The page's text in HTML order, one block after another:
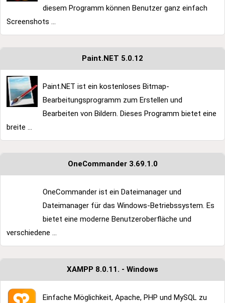
diesem Programm können Benutzer ganz einfach
Screenshots ...
Paint.NET 5.0.12
Paint.NET ist ein kostenloses Bitmap-
Bearbeitungsprogramm zum Erstellen und
Bearbeiten von Bildern. Dieses Programm bietet eine
breite ...
OneCommander 3.69.1.0
OneCommander ist ein Dateimanager und
Dateimanager für das Windows-Betriebssystem. Es
bietet eine moderne Benutzeroberfläche und
verschiedene ...
XAMPP 8.0.11. - Windows
Einfache Möglichkeit, Apache, PHP und MySQL zu